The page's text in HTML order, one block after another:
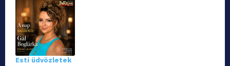
Esti üdvözletek